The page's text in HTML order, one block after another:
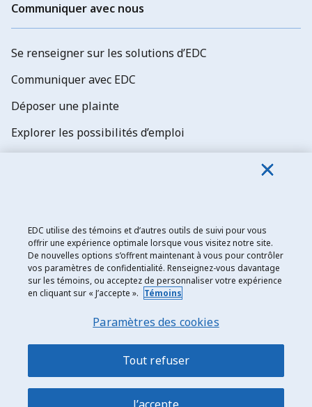
Communiquer avec nous
Se renseigner sur les solutions d’EDC
Communiquer avec EDC
Déposer une plainte
Explorer les possibilités d’emploi
Exportation et développement Canada
Énoncé de confidentialité
Plan du site
EDC utilise des témoins et d’autres outils de suivi pour vous
offrir une expérience optimale lorsque vous visitez notre site.
De nouvelles options s’offrent maintenant à vous pour contrôler
vos paramètres de confidentialité. Renseignez-vous davantage
sur les témoins, ou acceptez de personnaliser votre expérience
en cliquant sur « J’accepte ». Témoins
Paramètres des cookies
Tout refuser